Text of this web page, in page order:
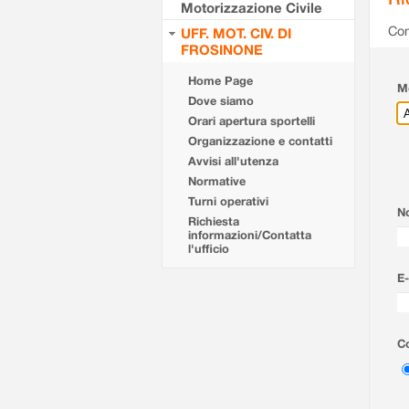
Motorizzazione Civile
UFF. MOT. CIV. DI
FROSINONE
Home Page
Dove siamo
Orari apertura sportelli
Organizzazione e contatti
Avvisi all'utenza
Normative
Turni operativi
Richiesta
informazioni/Contatta
l'ufficio